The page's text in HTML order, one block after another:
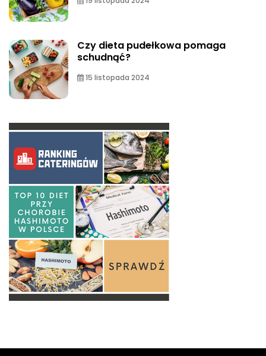
Czy dieta pudełkowa pomaga
schudnąć?
15 listopada 2024